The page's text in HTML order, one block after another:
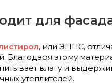
для
, или ЭППС,
Благодаря этому
влагу и
утеплителей.